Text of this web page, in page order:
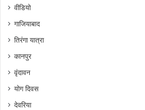
वीडियो
गाजियाबाद
तिरंगा यात्रा
कानपुर
वृंदावन
योग दिवस
देवरिया